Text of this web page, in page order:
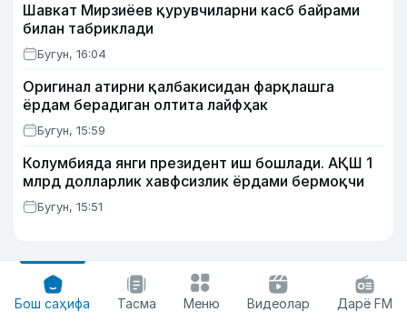
Шавкат Мирзиёев қурувчиларни касб байрами
билан табриклади
Бугун, 16:04
Оригинал атирни қалбакисидан фарқлашга
ёрдам берадиган олтита лайфҳак
Бугун, 15:59
Колумбияда янги президент иш бошлади. АҚШ 1
млрд долларлик хавфсизлик ёрдами бермоқчи
Бугун, 15:51
Бош саҳифа Тасма Меню Видеолар Дарё FM